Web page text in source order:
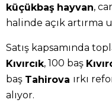
küçükbaş hayvan,
halinde açık artırma
Satış kapsamında
Kıvırcık, 100 baş
baş Tahirova ırkı
alıyor.